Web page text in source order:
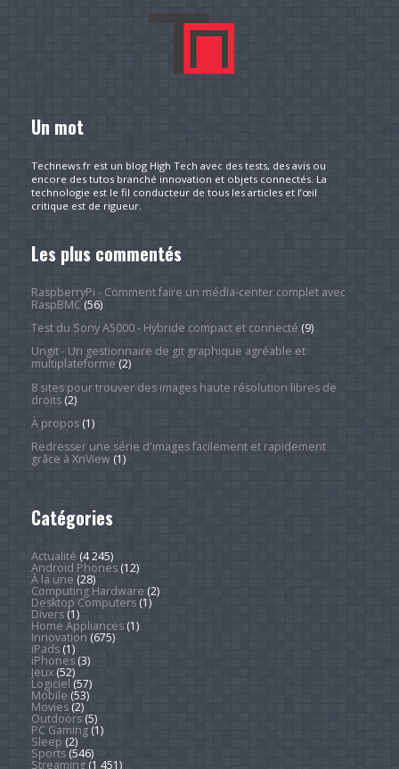
Un mot
Technews.fr est un blog High Tech avec des tests, des avis ou
encore des tutos branché innovation et objets connectés. La
technologie est le fil conducteur de tous les articles et l’œil
critique est de rigueur.
Les plus commentés
RaspberryPi - Comment faire un média-center complet avec
RaspBMC(56)
Test du Sony A5000 - Hybride compact et connecté (9)
Ungit - Un gestionnaire de git graphique agréable et
multiplateforme (2)
8 sites pour trouver des images haute résolution libres de
droits(2)
À propos(1)
Redresser une série d'images facilement et rapidement
grâce à XnView(1)
Catégories
Actualité (4 245)
Android Phones(12)
À la une (28)
Computing Hardware (2)
Desktop Computers(1)
Divers(1)
Home Appliances(1)
Innovation (675)
iPads(1)
iPhones(3)
Jeux(52)
Logiciel (57)
Mobile (53)
Movies(2)
Outdoors(5)
PC Gaming(1)
Sleep (2)
Sports(546)
Streaming(1 451)